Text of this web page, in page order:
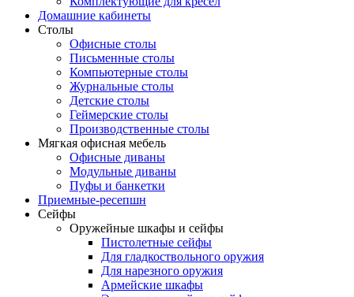
Домашние кабинеты
Столы
Офисные столы
Письменные столы
Компьютерные столы
Журнальные столы
Детские столы
Геймерские столы
Производственные столы
Мягкая офисная мебель
Офисные диваны
Модульные диваны
Пуфы и банкетки
Приемные-ресепшн
Сейфы
Оружейные шкафы и сейфы
Пистолетные сейфы
Для гладкоствольного оружия
Для нарезного оружия
Армейские шкафы